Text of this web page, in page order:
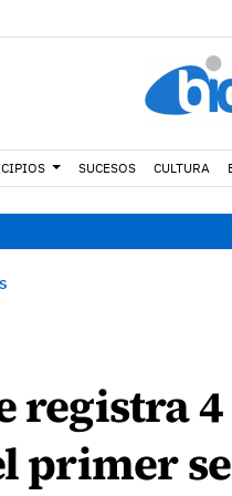
SUCESOS CULTURA
registra
primer